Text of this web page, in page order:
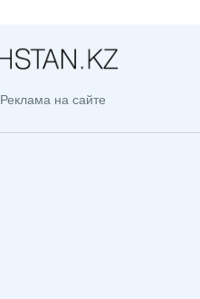
Реклама на сайте